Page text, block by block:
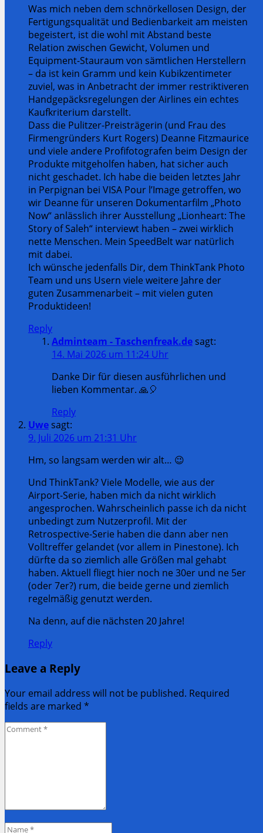
Was mich neben dem schnörkellosen Design, der
Fertigungsqualität und Bedienbarkeit am meisten
begeistert, ist die wohl mit Abstand beste
Relation zwischen Gewicht, Volumen und
Equipment-Stauraum von sämtlichen Herstellern
– da ist kein Gramm und kein Kubikzentimeter
zuviel, was in Anbetracht der immer restriktiveren
Handgepäcksregelungen der Airlines ein echtes
Kaufkriterium darstellt.
Dass die Pulitzer-Preisträgerin (und Frau des
Firmengründers Kurt Rogers) Deanne Fitzmaurice
und viele andere Profifotografen beim Design der
Produkte mitgeholfen haben, hat sicher auch
nicht geschadet. Ich habe die beiden letztes Jahr
in Perpignan bei VISA Pour l’Image getroffen, wo
wir Deanne für unseren Dokumentarfilm „Photo
Now“ anlässlich ihrer Ausstellung „Lionheart: The
Story of Saleh“ interviewt haben – zwei wirklich
nette Menschen. Mein SpeedBelt war natürlich
mit dabei.
Ich wünsche jedenfalls Dir, dem ThinkTank Photo
Team und uns Usern viele weitere Jahre der
guten Zusammenarbeit – mit vielen guten
Produktideen!
Reply
Adminteam - Taschenfreak.desagt:
14. Mai 2026 um 11:24 Uhr
Danke Dir für diesen ausführlichen und
lieben Kommentar. 🙏🎈
Reply
Uwesagt:
9. Juli 2026 um 21:31 Uhr
Hm, so langsam werden wir alt… 😉
Und ThinkTank? Viele Modelle, wie aus der
Airport-Serie, haben mich da nicht wirklich
angesprochen. Wahrscheinlich passe ich da nicht
unbedingt zum Nutzerprofil. Mit der
Retrospective-Serie haben die dann aber nen
Volltreffer gelandet (vor allem in Pinestone). Ich
dürfte da so ziemlich alle Größen mal gehabt
haben. Aktuell fliegt hier noch ne 30er und ne 5er
(oder 7er?) rum, die beide gerne und ziemlich
regelmäßig genutzt werden.
Na denn, auf die nächsten 20 Jahre!
Reply
Leave a Reply
Your email address will not be published. Required
fields are marked *
Comment
Name